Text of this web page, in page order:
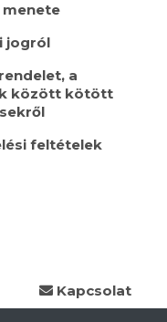
menete
jogról
a
között kötött
feltételek
Kapcsolat